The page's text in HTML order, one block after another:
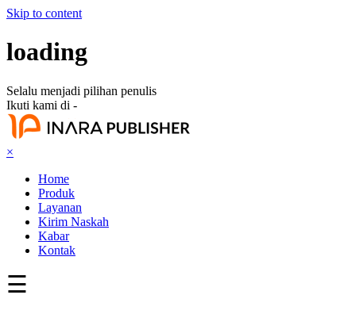
Skip to content
loading
Selalu menjadi pilihan penulis
Ikuti kami di -
×
Home
Produk
Layanan
Kirim Naskah
Kabar
Kontak
☰